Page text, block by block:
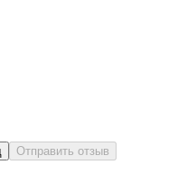
Отправить отзыв